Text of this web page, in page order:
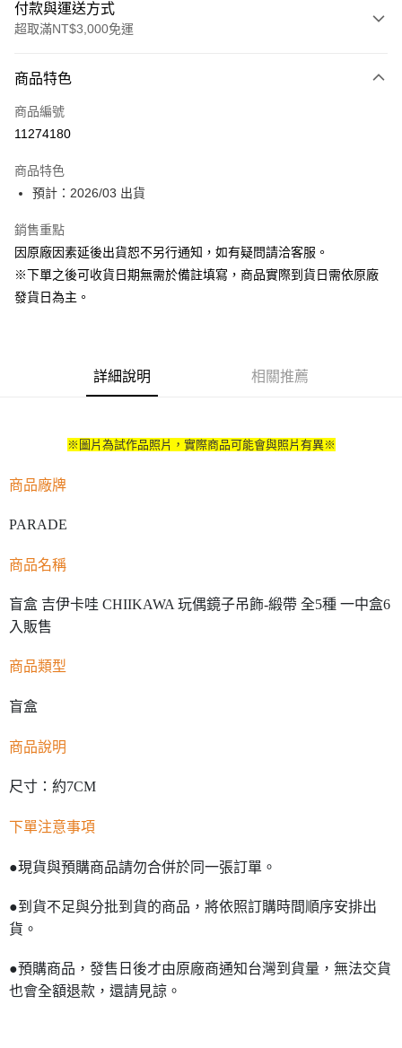
付款與運送方式
超取滿NT$3,000免運
信用卡一次付款
超商取貨付款
大哥付你分期
【大哥付你分期使用說明】
1.本服務由台灣大哥大提供，台灣大哥大用戶可立即使用無須另外申請。
流程，驗證手機門號後，選擇欲分期的期數、繳款截止日，確認付款後即完
成交易。
【繳款方式說明】
1.分期款項不併入電信帳單，「大哥付你分期」於每月結算日後寄送繳費提
帳／街口支付／iPASS MONEY」等通路繳費。
1.本服務係由「台灣大哥大股份有限公司」（以下簡稱本公司）所提供，讓
買賣價金債權讓與本公司後，依約使用本公司帳單繳交帳款。
由本公司與您本人進行分期帳單所需資料之確認、核對及更正。
ATM付款
運送方式
預購-付款後全家取貨(舊)
每筆NT$90，滿NT$3,000(含以上)免運費
預購-付款後7-11取貨(舊)
每筆NT$120，滿NT$3,000(含以上)免運費
預購-宅配(離島)(舊)
每筆NT$160，滿NT$3,000(含以上)免運費
東海門市自取，需自備購物袋取貨唷。
商品特色
商品編號
11274180
商品特色
預計：2026/03 出貨
銷售重點
因原廠因素延後出貨恕不另行通知，如有疑問請洽客服。
※下單之後可收貨日期無需於備註填寫，商品實際到貨日需依原廠
發貨日為主。
詳細說明 相關推薦
※圖片為試作品照片，實際商品可能會與照片有異※
商品廠牌
PARADE
商品名稱
盲盒 吉伊卡哇 CHIIKAWA 玩偶鏡子吊飾-緞帶 全5種 一中盒6
入販售
商品類型
盲盒
商品說明
尺寸：約7CM
下單注意事項
●現貨與預購商品請勿合併於同一張訂單。
●到貨不足與分批到貨的商品，將依照訂購時間順序安排出
貨。
●預購商品，發售日後才由原廠商通知台灣到貨量，無法交貨
也會全額退款，還請見諒。